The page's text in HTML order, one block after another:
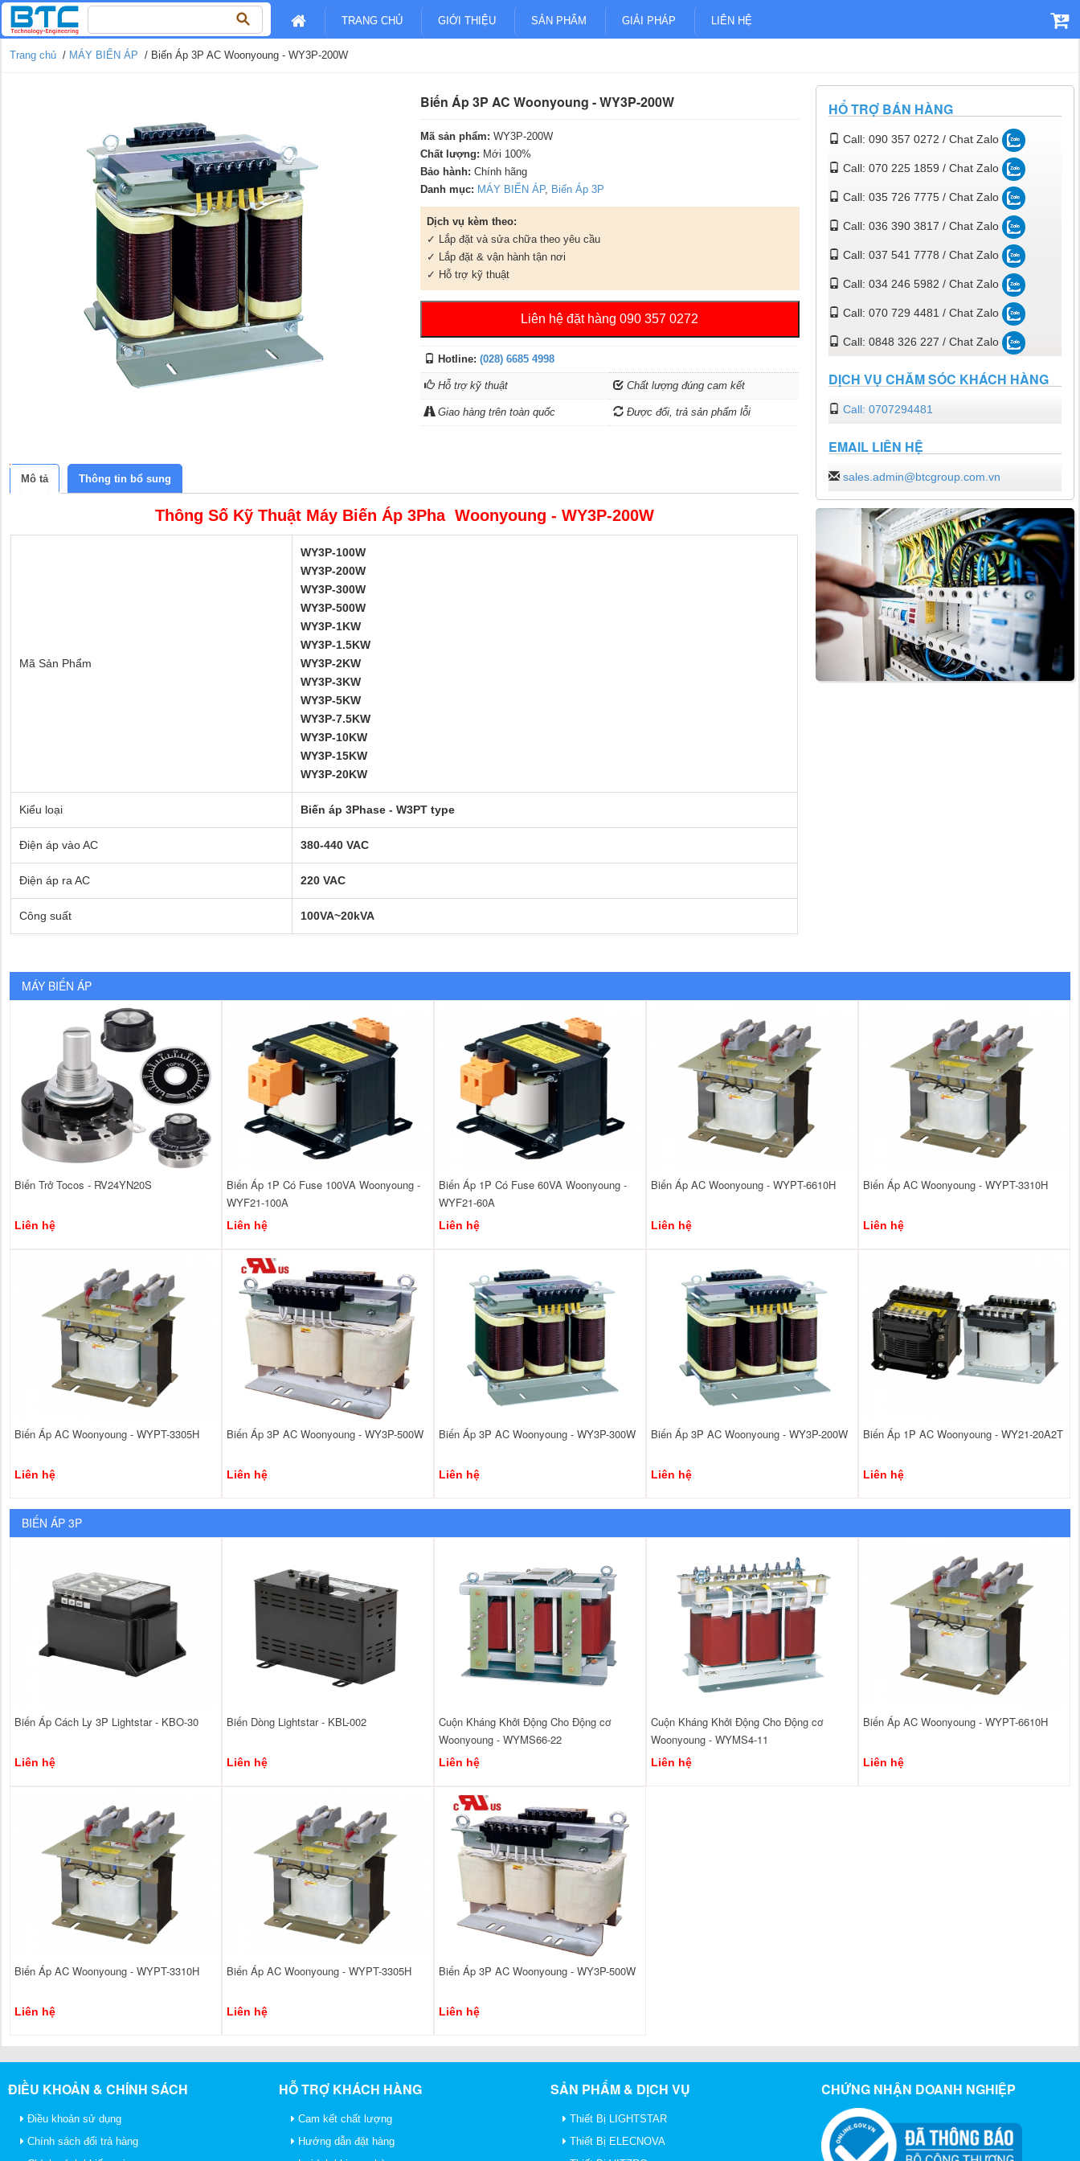
kiếm
cho:
TRANG CHỦ GIỚI THIỆU SẢN PHẨM GIẢI PHÁP LIÊN HỆ
Trang chủ / MÁY BIẾN ÁP / Biến Áp 3P AC Woonyoung - WY3P-200W
Biến Áp 3P AC Woonyoung - WY3P-200W
Mã sản phẩm: WY3P-200W
Chất lượng: Mới 100%
Bảo hành: Chính hãng
Danh mục: MÁY BIẾN ÁP, Biến Áp 3P
Dịch vụ kèm theo:
✓ Lắp đặt và sửa chữa theo yêu cầu
✓ Lắp đặt & vận hành tận nơi
✓ Hỗ trợ kỹ thuật
Liên hệ đặt hàng 090 357 0272
Hotline: (028) 6685 4998
Hỗ trợ kỹ thuật Chất lượng đúng cam kết
Giao hàng trên toàn quốc Được đổi, trả sản phẩm lỗi
Mô tả Thông tin bổ sung
Thông Số Kỹ Thuật Máy Biến Áp 3Pha Woonyoung - WY3P-200W
Mã Sản Phẩm
WY3P-100W
WY3P-200W
WY3P-300W
WY3P-500W
WY3P-1KW
WY3P-1.5KW
WY3P-2KW
WY3P-3KW
WY3P-5KW
WY3P-7.5KW
WY3P-10KW
WY3P-15KW
WY3P-20KW
Kiểu loại Biến áp 3Phase - W3PT type
Điện áp vào AC 380-440 VAC
Điện áp ra AC 220 VAC
Công suất 100VA~20kVA
HỔ TRỢ BÁN HÀNG
Call: 090 357 0272 / Chat Zalo
Call: 070 225 1859 / Chat Zalo
Call: 035 726 7775 / Chat Zalo
Call: 036 390 3817 / Chat Zalo
Call: 037 541 7778 / Chat Zalo
Call: 034 246 5982 / Chat Zalo
Call: 070 729 4481 / Chat Zalo
Call: 0848 326 227 / Chat Zalo
DỊCH VỤ CHĂM SÓC KHÁCH HÀNG
Call: 0707294481
EMAIL LIÊN HỆ
sales.admin@btcgroup.com.vn
MÁY BIẾN ÁP
Biến Trở Tocos - RV24YN20S
Liên hệ
Biến Áp 1P Có Fuse 100VA Woonyoung -
WYF21-100A
Liên hệ
Biến Áp 1P Có Fuse 60VA Woonyoung -
WYF21-60A
Liên hệ
Biến Áp AC Woonyoung - WYPT-6610H
Liên hệ
Biến Áp AC Woonyoung - WYPT-3310H
Liên hệ
Biến Áp AC Woonyoung - WYPT-3305H
Liên hệ
Biến Áp 3P AC Woonyoung - WY3P-500W
Liên hệ
Biến Áp 3P AC Woonyoung - WY3P-300W
Liên hệ
Biến Áp 3P AC Woonyoung - WY3P-200W
Liên hệ
Biến Áp 1P AC Woonyoung - WY21-20A2T
Liên hệ
BIẾN ÁP 3P
Biến Áp Cách Ly 3P Lightstar - KBO-30
Liên hệ
Biến Dòng Lightstar - KBL-002
Liên hệ
Cuộn Kháng Khởi Động Cho Động cơ
Woonyoung - WYMS66-22
Liên hệ
Cuộn Kháng Khởi Động Cho Động cơ
Woonyoung - WYMS4-11
Liên hệ
Biến Áp AC Woonyoung - WYPT-6610H
Liên hệ
Biến Áp AC Woonyoung - WYPT-3310H
Liên hệ
Biến Áp AC Woonyoung - WYPT-3305H
Liên hệ
Biến Áp 3P AC Woonyoung - WY3P-500W
Liên hệ
ĐIỀU KHOẢN & CHÍNH SÁCH
Điều khoản sử dụng
Chính sách đổi trả hàng
HỖ TRỢ KHÁCH HÀNG
Cam kết chất lượng
Hướng dẫn đặt hàng
SẢN PHẨM & DỊCH VỤ
Thiết Bị LIGHTSTAR
Thiết Bị ELECNOVA
CHỨNG NHẬN DOANH NGHIỆP